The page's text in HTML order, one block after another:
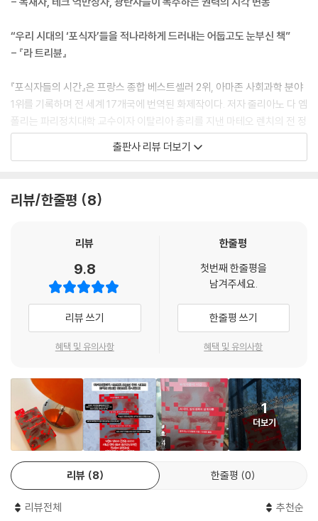
“우리 시대의 ‘포식자’들을 적나라하게 드러내는 어둡고도 눈부신 책”
- 『라 트리뷴』
『포식자들의 시간』은 프랑스 종합 베스트셀러 2위, 아마존 사회과학 분야
1위를 기록하며 전 세계 17개국에 번역된 화제작이다. 저자 줄리아노 다 엠
폴리는 파리정치대학 교수이자 이탈리아 총리를 지낸 마테오 렌치의 전 정
치 고문으로, 러시아 권력의 심장부를 다룬 소설 『크렘린의 마법사』로 아
카데미 프랑세즈 대상을 수상하기도 했다(이 책을 원작으로 한 주드 로 주
저자 다 엠폴리는 도널드 트럼프와 블라디미르 푸틴 같은 정치 지도자뿐
운 포식자로 일컫는다. 이들은 현대 정치의 혼란 속에서 ‘속도와 힘’을 주요
은 포퓰리즘적 정치인들과 기술 기업가들의 연합으로 구성되어 있으며 단
순히 권력을 장악하는 데 그치지 않고 권력의 본질 자체를 바꾸고 있다. 민
주주의의 틈을 파고든 실리콘밸리의 억만장자들은 이제 단순한 기업가가
아니라 세계 질서를 재편하는 신흥 권력자로 떠올랐다. 기술 권력은 기존
의 정치권력과의 연합을 넘어 오히려 그들을 흡수하거나 대체하며 민주주
주체들을 하나의 진화된 종족으로 바라보며 그들의 탄생과 부흥 과정을 치
밀하게 관찰해 나간다.
왜 지금이 ‘포식자들의 시간’인가?
지금 세계는 ‘절차·규칙·제도’보다 ‘속도·힘·감각적 충격’을 더 빠르게 소비
하는 방향으로 변화하고 있다. 이러한 흐름 속에서 민주주의는 너무 느리
플랫폼은 민주주의의 규칙을 대체한다. 경제적 불안은 기존 엘리트 정치인
출판사 리뷰 더보기
리뷰/한줄평 8
리뷰
9.8
리뷰 쓰기
혜택 및 유의사항
한줄평
첫번째 한줄평을
남겨주세요.
한줄평 쓰기
혜택 및 유의사항
4
1
더보기
리뷰 8 한줄평 0
리뷰전체 추천순